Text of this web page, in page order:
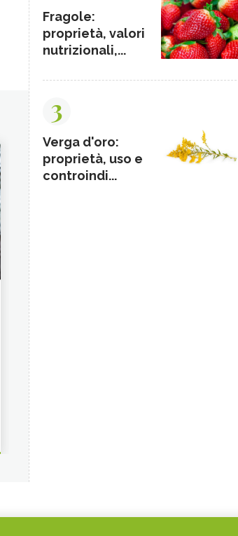
Fragole:
proprietà, valori
nutrizionali,...
3
Verga d'oro:
proprietà, uso e
controindi...